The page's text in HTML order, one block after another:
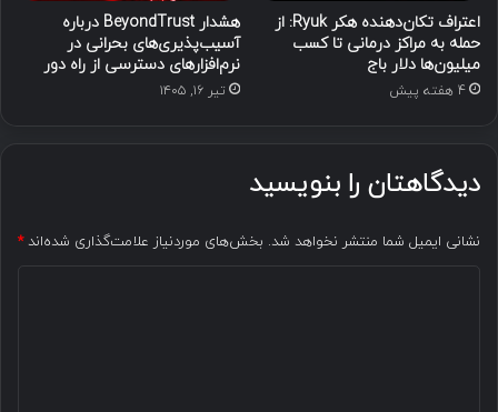
اعتراف تکان‌دهنده هکر Ryuk: از
حمله به مراکز درمانی تا کسب
میلیون‌ها دلار باج
4 هفته پیش
هشدار BeyondTrust درباره
آسیب‌پذیری‌های بحرانی در
نرم‌افزارهای دسترسی از راه دور
تیر ۱۶, ۱۴۰۵
دیدگاهتان را بنویسید
نشانی ایمیل شما منتشر نخواهد شد. بخش‌های موردنیاز علامت‌گذاری شده‌اند*